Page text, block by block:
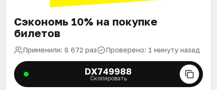
Сэкономь 10% на покупке
билетов
Применили: 8 672 раз Проверено: 1 минуту назад
DX749988
Скопировать